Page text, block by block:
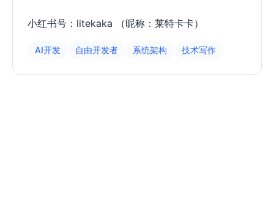
小红书号：litekaka （昵称：莱特卡卡）
AI开发 自由开发者 系统架构 技术写作